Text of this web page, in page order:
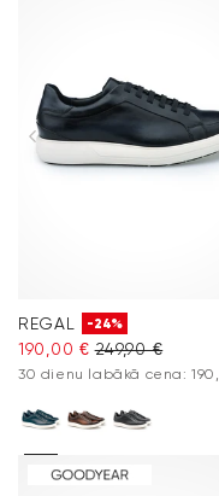
REGAL -24%
190,00 € 249,90 €
30 dienu labākā cena: